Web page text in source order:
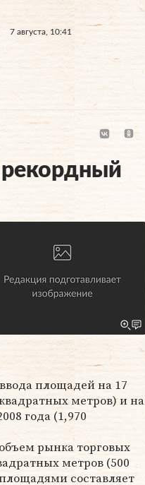
7 августа, 10:41
рекордный
площадей на 17
метров) и на
года (1,970
рынка торговых
метров (500
составляет